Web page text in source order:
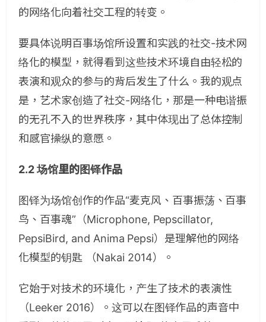
的网络化向着社交工程的转变。
要具体说明百事场馆所设置和实践的社交-技术网
络化的模型，就得看到这些技术环境自由轻松的
表演和观众的参与的背后发生了什么。我的观点
是，艺术家创造了社交-网络化，那是一种电谐振
的无孔不入的世界秩序，其中体现出了总体控制
和感官操纵的意愿。
2.2 场馆里的图铎作品
图铎为场馆创作的作品“麦克风、百事振荡、百事
鸟、百事魂”（Microphone, Pepscillator,
PepsiBird, and Anima Pepsi）是理解他的网络
化模型的钥匙 （Nakai 2014）。
它始于对技术的环境化，产生了技术的表演性
（Leeker 2016）。这可以在图铎作品的声音中